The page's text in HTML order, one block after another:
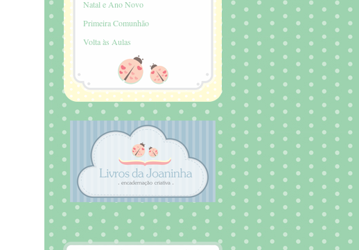
Natal e Ano Novo
Primeira Comunhão
Volta às Aulas